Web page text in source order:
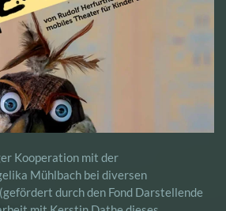
Kooperation mit der
Mühlbach bei diversen
durch den Fond Darstellende